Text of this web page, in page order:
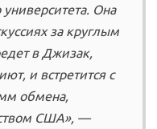
Она
за круглым
в Джизак,
и встретится с
обмена,
США», —